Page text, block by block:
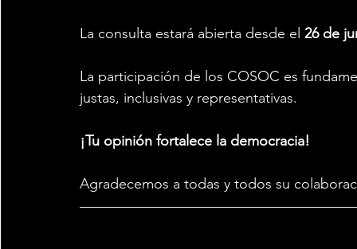
La consulta estará abierta desde el 26 de
La participación de los COSOC es
justas, inclusivas y representativas.
¡Tu opinión fortalece la democracia!
Agradecemos a todas y todos su